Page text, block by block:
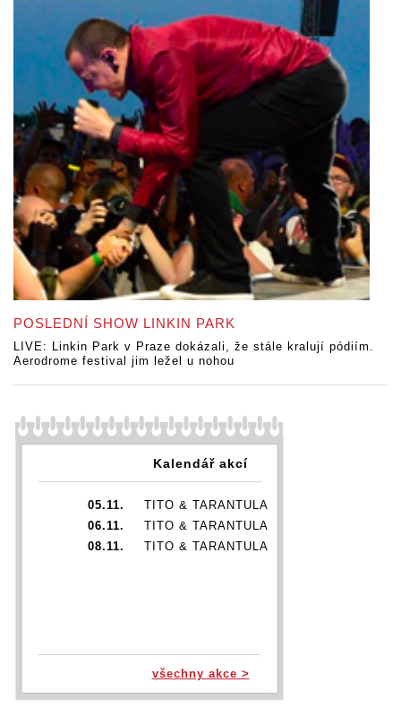
POSLEDNÍ SHOW LINKIN PARK
LIVE: Linkin Park v Praze dokázali, že stále kralují pódiím.
Aerodrome festival jim ležel u nohou
Kalendář akcí
05.11.
TITO & TARANTULA
06.11.
TITO & TARANTULA
08.11.
TITO & TARANTULA
všechny akce >